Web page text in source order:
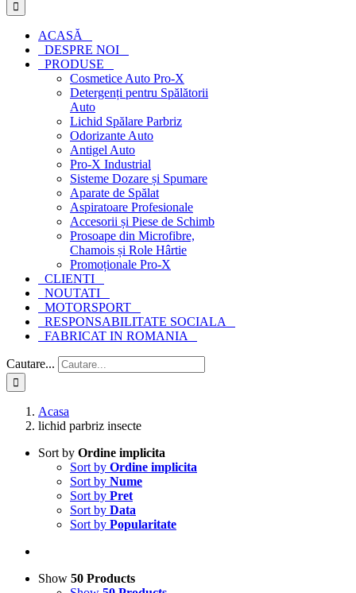
ACASĂ
DESPRE NOI
PRODUSE
Cosmetice Auto Pro-X
Detergenți pentru Spălătorii
Auto
Lichid Spălare Parbriz
Odorizante Auto
Antigel Auto
Pro-X Industrial
Sisteme Dozare și Spumare
Aparate de Spălat
Aspiratoare Profesionale
Accesorii și Piese de Schimb
Prosoape din Microfibre,
Chamois și Role Hârtie
Promoționale Pro-X
CLIENTI
NOUTATI
MOTORSPORT
RESPONSABILITATE SOCIALA
FABRICAT IN ROMANIA
Cautare...
Acasa
lichid parbriz insecte
Sort by Ordine implicita
Sort by Ordine implicita
Sort by Nume
Sort by Pret
Sort by Data
Sort by Popularitate
Show 50 Products